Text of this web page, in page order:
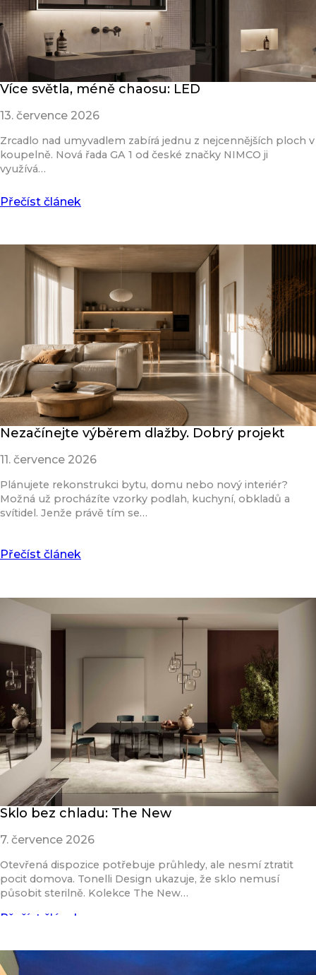
Více světla, méně chaosu: LED
13. července 2026
Zrcadlo nad umyvadlem zabírá jednu z nejcennějších ploch v
koupelně. Nová řada GA 1 od české značky NIMCO ji
využívá…
Přečíst článek
Nezačínejte výběrem dlažby. Dobrý projekt
11. července 2026
Plánujete rekonstrukci bytu, domu nebo nový interiér?
Možná už procházíte vzorky podlah, kuchyní, obkladů a
svítidel. Jenže právě tím se…
Přečíst článek
Sklo bez chladu: The New
7. července 2026
Otevřená dispozice potřebuje průhledy, ale nesmí ztratit
pocit domova. Tonelli Design ukazuje, že sklo nemusí
působit sterilně. Kolekce The New…
Přečíst článek